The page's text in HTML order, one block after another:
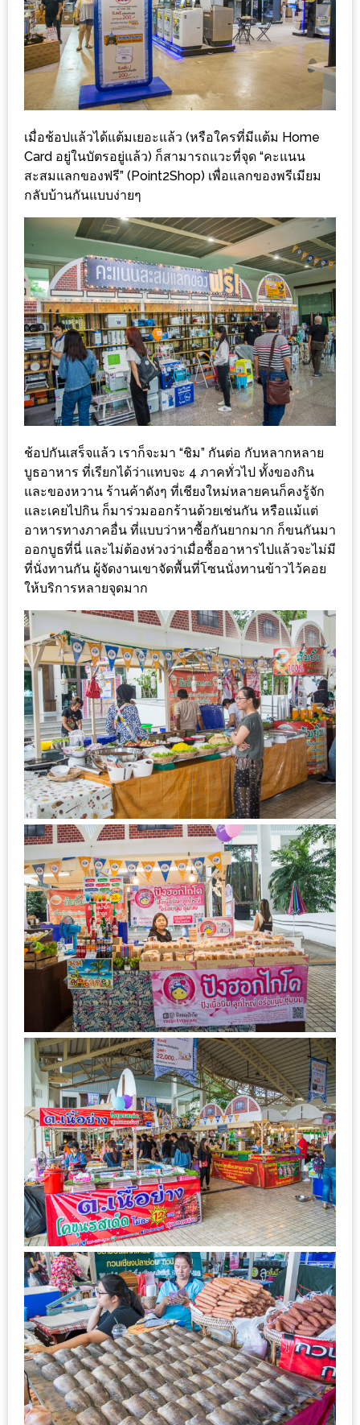
ชาติ
2557
ร้าน
หมู
ทั่ว
เชียงใหม่
TOP30
ไม่
เกิน
200
บาท
รีวิว
ดี
กับ
วงใน
แจก
ฟรี
LINE
GIFTCODE!
ลายแทง
ความ
อร่อย
เชียงใหม่
ลุ้น
บัตร
รับ
ประทาน
บุฟเฟ่ต์
ฟรี
ที่
LE
CRYSTAL
เชียงใหม่
ฟรี
2
ท่าน
ลุ้น
รับ
GIFT
VOUCHER
รับ
ประทาน
อาหาร
มูลค่า
1,000
บาท
ฟรี
3
รางวัล
วัน
แม่
สุด
พิเศษ
โปร
โม
ชั่น
เมื่อช้อปแล้วได้แต้มเยอะแล้ว (หรือใครที่มีแต้ม Home
Card อยู่ในบัตรอยู่แล้ว) ก็สามารถแวะที่จุด “คะแนน
สะสมแลกของฟรี” (Point2Shop) เพื่อแลกของพรีเมียม
กลับบ้านกันแบบง่ายๆ
ช้อปกันเสร็จแล้ว เราก็จะมา “ชิม” กันต่อ กับหลากหลาย
บูธอาหาร ที่เรียกได้ว่าแทบจะ 4 ภาคทั่วไป ทั้งของกิน
และของหวาน ร้านค้าดังๆ ที่เชียงใหม่หลายคนก็คงรู้จัก
และเคยไปกิน ก็มาร่วมออกร้านด้วยเช่นกัน หรือแม้แต่
อาหารทางภาคอื่น ที่แบบว่าหาซื้อกันยากมาก ก็ขนกันมา
ออกบูธที่นี่ และไม่ต้องห่วงว่าเมื่อซื้ออาหารไปแล้วจะไม่มี
ที่นั่งทานกัน ผู้จัดงานเขาจัดพื้นที่โซนนั่งทานข้าวไว้คอย
ให้บริการหลายจุดมาก